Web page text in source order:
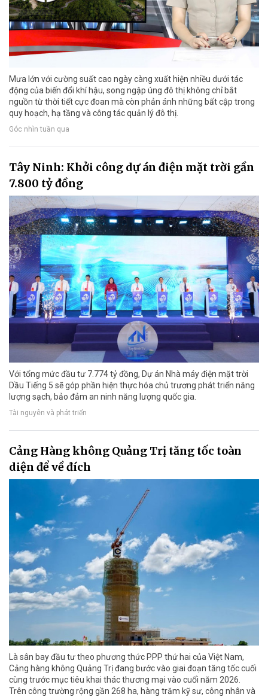
Mưa lớn với cường suất cao ngày càng xuất hiện nhiều dưới tác
động của biến đổi khí hậu, song ngập úng đô thị không chỉ bắt
nguồn từ thời tiết cực đoan mà còn phản ánh những bất cập trong
quy hoạch, hạ tầng và công tác quản lý đô thị.
Góc nhìn tuần qua
Tây Ninh: Khởi công dự án điện mặt trời gần
7.800 tỷ đồng
Với tổng mức đầu tư 7.774 tỷ đồng, Dự án Nhà máy điện mặt trời
Dầu Tiếng 5 sẽ góp phần hiện thực hóa chủ trương phát triển năng
lượng sạch, bảo đảm an ninh năng lượng quốc gia.
Tài nguyên và phát triển
Cảng Hàng không Quảng Trị tăng tốc toàn
diện để về đích
Là sân bay đầu tư theo phương thức PPP thứ hai của Việt Nam,
Cảng hàng không Quảng Trị đang bước vào giai đoạn tăng tốc cuối
cùng trước mục tiêu khai thác thương mại vào cuối năm 2026.
Trên công trường rộng gần 268 ha, hàng trăm kỹ sư, công nhân và